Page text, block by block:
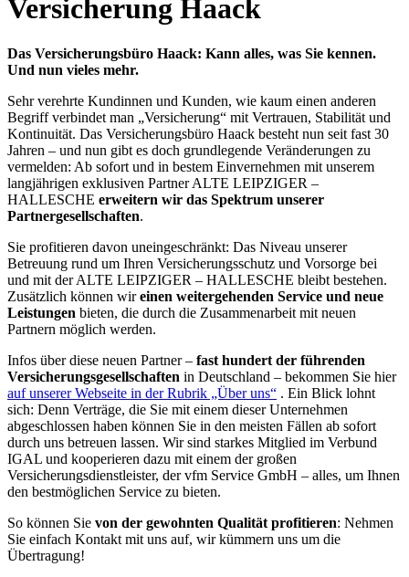
Versicherung Haack
Das Versicherungsbüro Haack: Kann alles, was Sie kennen.
Und nun vieles mehr.
Sehr verehrte Kundinnen und Kunden, wie kaum einen anderen
Begriff verbindet man „Versicherung“ mit Vertrauen, Stabilität und
Kontinuität. Das Versicherungsbüro Haack besteht nun seit fast 30
Jahren – und nun gibt es doch grundlegende Veränderungen zu
vermelden: Ab sofort und in bestem Einvernehmen mit unserem
langjährigen exklusiven Partner ALTE LEIPZIGER –
HALLESCHE erweitern wir das Spektrum unserer
Partnergesellschaften.
Sie profitieren davon uneingeschränkt: Das Niveau unserer
Betreuung rund um Ihren Versicherungsschutz und Vorsorge bei
und mit der ALTE LEIPZIGER – HALLESCHE bleibt bestehen.
Zusätzlich können wireinen weitergehenden Service und neue
Leistungen bieten, die durch die Zusammenarbeit mit neuen
Partnern möglich werden.
Infos über diese neuen Partner – fast hundert der führenden
Versicherungsgesellschaften in Deutschland – bekommen Sie hier
auf unserer Webseite in der Rubrik „Über uns“ . Ein Blick lohnt
sich: Denn Verträge, die Sie mit einem dieser Unternehmen
abgeschlossen haben können Sie in den meisten Fällen ab sofort
durch uns betreuen lassen. Wir sind starkes Mitglied im Verbund
IGAL und kooperieren dazu mit einem der großen
Versicherungsdienstleister, der vfm Service GmbH – alles, um Ihnen
den bestmöglichen Service zu bieten.
So können Sie von der gewohnten Qualität profitieren: Nehmen
Sie einfach Kontakt mit uns auf, wir kümmern uns um die
Übertragung!